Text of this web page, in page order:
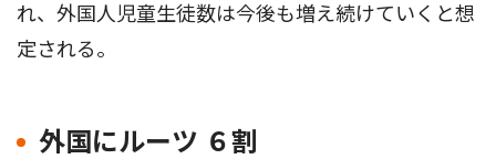
れ、外国人児童生徒数は今後も増え続けていくと想
定される。
外国にルーツ ６割